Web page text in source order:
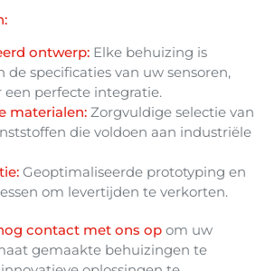
ontwerp: Elke behuizing is
de specificaties van uw sensoren,
een perfecte integratie.
materialen: Zorgvuldige selectie van
die voldoen aan industriële
Geoptimaliseerde prototyping en
om levertijden te verkorten.
contact met ons op om uw
gemaakte behuizingen te